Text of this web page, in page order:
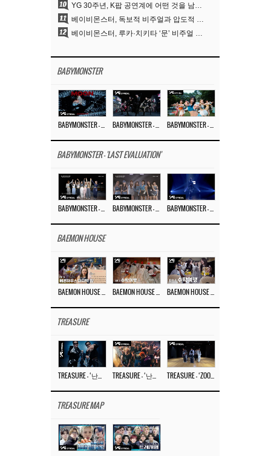
10 YG 30주년, K팝 공연계에 어떤 것을 남겼나
11 베이비몬스터, 독보적 비주얼과 압도적 소화력..’MOON’
12 베이비몬스터, 루카·치키타 ‘문’ 비주얼 공개…절제된 카리스마·유니크 비주얼
BABYMONSTER
BABYMONSTER - 'LAST EVALUATION'
BAEMON HOUSE
TREASURE
TREASURE MAP